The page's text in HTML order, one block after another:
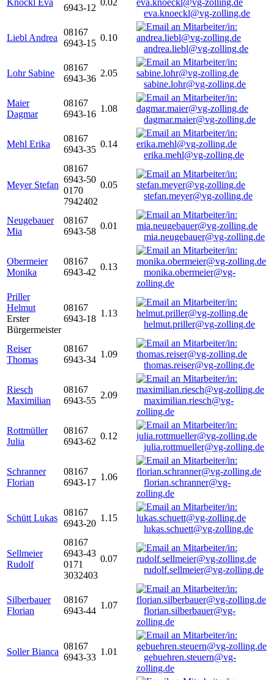
Knöckl Eva
6943-12
0.02
eva.knoeckl@vg-zolling.de
Liebl Andrea
08167
6943-15
0.10
andrea.liebl@vg-zolling.de
Lohr Sabine
08167
6943-36
2.05
sabine.lohr@vg-zolling.de
Maier
Dagmar
08167
6943-16
1.08
dagmar.maier@vg-zolling.de
Mehl Erika
08167
6943-35
0.14
erika.mehl@vg-zolling.de
Meyer Stefan
08167
6943-50
0170
7942402
0.05
stefan.meyer@vg-zolling.de
Neugebauer
Mia
08167
6943-58
0.01
mia.neugebauer@vg-zolling.de
Obermeier
Monika
08167
6943-42
0.13
monika.obermeier@vg-
zolling.de
Priller
Helmut
Erster
Bürgermeister
08167
6943-18
1.13
helmut.priller@vg-zolling.de
Reiser
Thomas
08167
6943-34
1.09
thomas.reiser@vg-zolling.de
Riesch
Maximilian
08167
6943-55
2.09
maximilian.riesch@vg-
zolling.de
Rottmüller
Julia
08167
6943-62
0.12
julia.rottmueller@vg-zolling.de
Schranner
Florian
08167
6943-17
1.06
florian.schranner@vg-
zolling.de
Schütt Lukas
08167
6943-20
1.15
lukas.schuett@vg-zolling.de
Sellmeier
Rudolf
08167
6943-43
0171
3032403
0.07
rudolf.sellmeier@vg-zolling.de
Silberbauer
Florian
08167
6943-44
1.07
florian.silberbauer@vg-
zolling.de
Soller Bianca
08167
6943-33
1.01
gebuehren.steuern@vg-
zolling.de